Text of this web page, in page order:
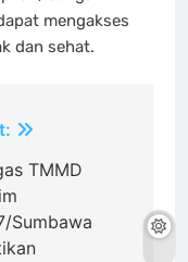
mengakses
dan sehat.
TMMD
Sumbawa